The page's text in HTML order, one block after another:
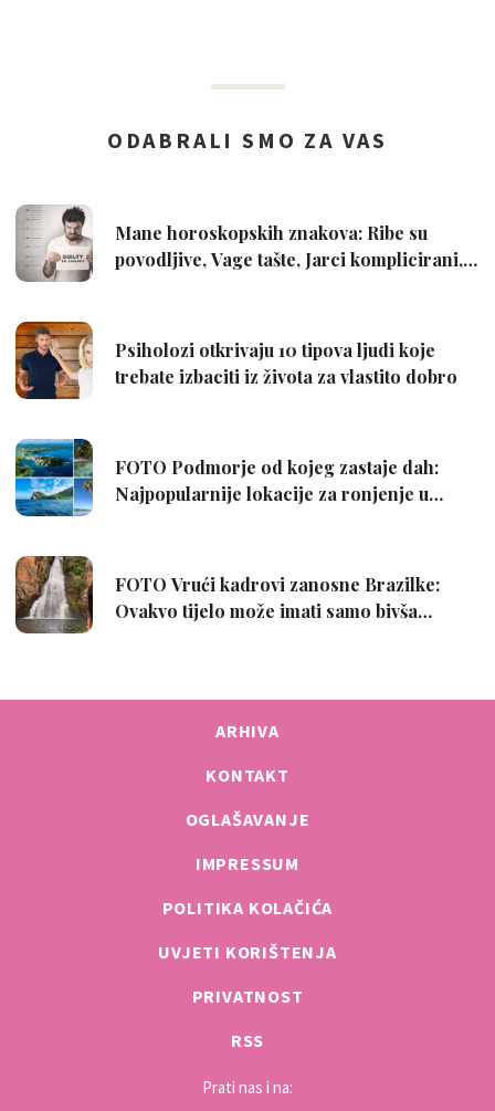
ARHIVA
KONTAKT
OGLAŠAVANJE
IMPRESSUM
POLITIKA KOLAČIĆA
UVJETI KORIŠTENJA
PRIVATNOST
RSS
Prati nas i na: